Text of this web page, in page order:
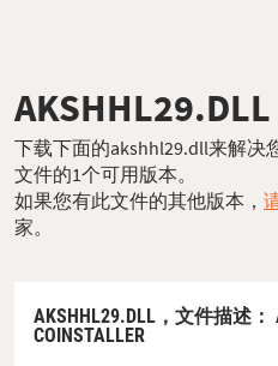
AKSHHL29.DLL
下载下面的akshhl29.dll来解决
文件的1个可用版本。
如果您有此文件的其他版本，
家。
AKSHHL29.DLL， 文件描述
COINSTALLER